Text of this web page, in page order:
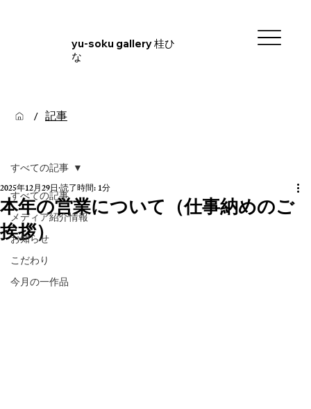
yu-soku gallery 桂ひ
な
/ 記事
すべての記事
メディア紹介情報
お知らせ
こだわり
今月の一作品
すべての記事
本年の営業について（仕事納めのご
挨拶）
2025年12月29日読了時間: 1分